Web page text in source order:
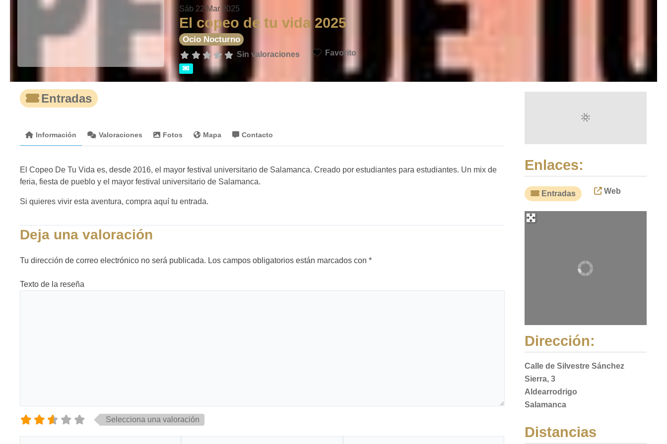
Sáb 22 Mar 2025
El copeo de tu vida 2025
Ocio Nocturno
Sin valoraciones Favorito
Entradas
Información Valoraciones Fotos Mapa Contacto
El Copeo De Tu Vida es, desde 2016, el mayor festival universitario de Salamanca. Creado por estudiantes para estudiantes. Un mix de
feria, fiesta de pueblo y el mayor festival universitario de Salamanca.
Si quieres vivir esta aventura, compra aquí tu entrada.
Deja una valoración
Tu dirección de correo electrónico no será publicada. Los campos obligatorios están marcados con *
Texto de la reseña
Selecciona una valoración
Enlaces:
Entradas Web
Dirección:
Calle de Silvestre Sánchez
Sierra, 3
Aldearrodrigo
Salamanca
Distancias